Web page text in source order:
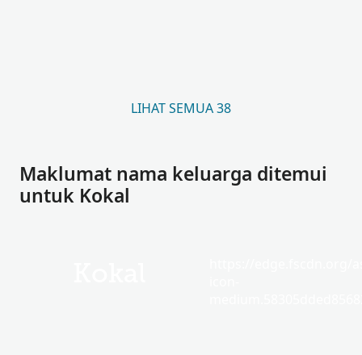
LIHAT SEMUA 38
Maklumat nama keluarga ditemui
untuk Kokal